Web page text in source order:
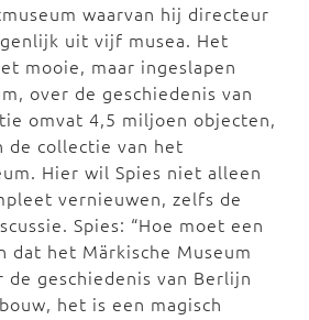
waarvan hij directeur
uit vijf musea. Het
mooie, maar ingeslapen
over de geschiedenis van
omvat 4,5 miljoen objecten,
de collectie van het
Hier wil Spies niet alleen
vernieuwen, zelfs de
Spies: “Hoe moet een
dat het Märkische Museum
de geschiedenis van Berlijn
het is een magisch